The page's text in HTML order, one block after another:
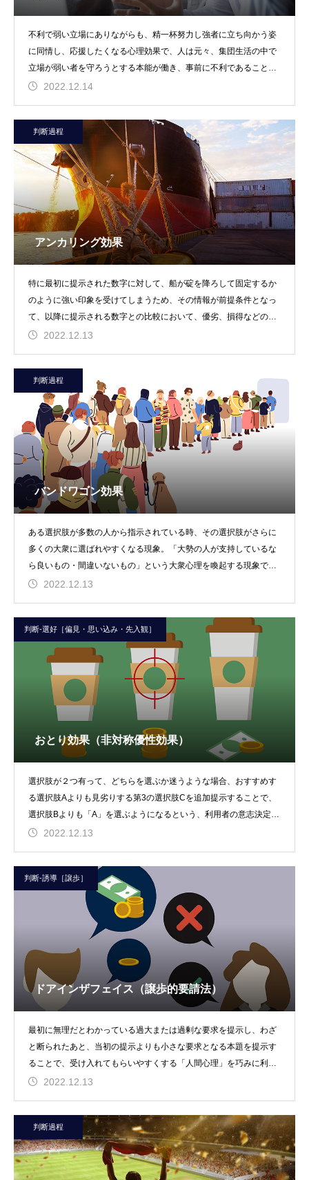
不利で弱い立場にありながらも、精一杯努力し強者に立ち向かう姿
に同情し、応援したくなる心理効果で、人は元々、集団生活の中で
立場が弱い者を守ろうとする本能が働き、事前に不利であることが
周知されるアナウンス
2022.12.14
判断過程
アンカリング効果
特に最初に提示された数字に対して、船が碇を降ろして固定するか
のように強い印象を受けてしまうため、その情報が前提条件となっ
て、以降に提示される数字との比較において、優劣、損得などの判
断が左右される現象。
2022.12.13
判断過程
バンドワゴン効果
ある選択肢が多数の人から指示されている時、その選択肢がさらに
多くの大衆に選ばれやすくなる現象。「大勢の人が支持しているな
ら良いもの・間違いないもの」という大衆心理を喚起する現象で、
周りに影響を受けやす
2022.12.13
判断-選好［偏見・思い込み・先入観］
おとり効果（非対称優性効果）
選択肢が２つ有って、どちらを選ぶか迷うような場合、おすすめす
る選択肢Aよりも見劣りする第3の選択肢Cを追加提示することで、
選択肢Bよりも「A」を選ぶようになるという、利用者の意志決定に
変化をもたらす心
2022.12.13
判断-誘導［譲歩］
ドアインザフェイス（譲歩的要請法）
最初に無理だとわかっている過大または過剰な要求を提示し、わざ
と断られたあと、当初の提示よりも小さな要求となる本題を提示す
ることで、受け入れてもらいやすくする「人間心理」を巧みに利用
した交渉術。訪問販売
2022.12.13
判断過程